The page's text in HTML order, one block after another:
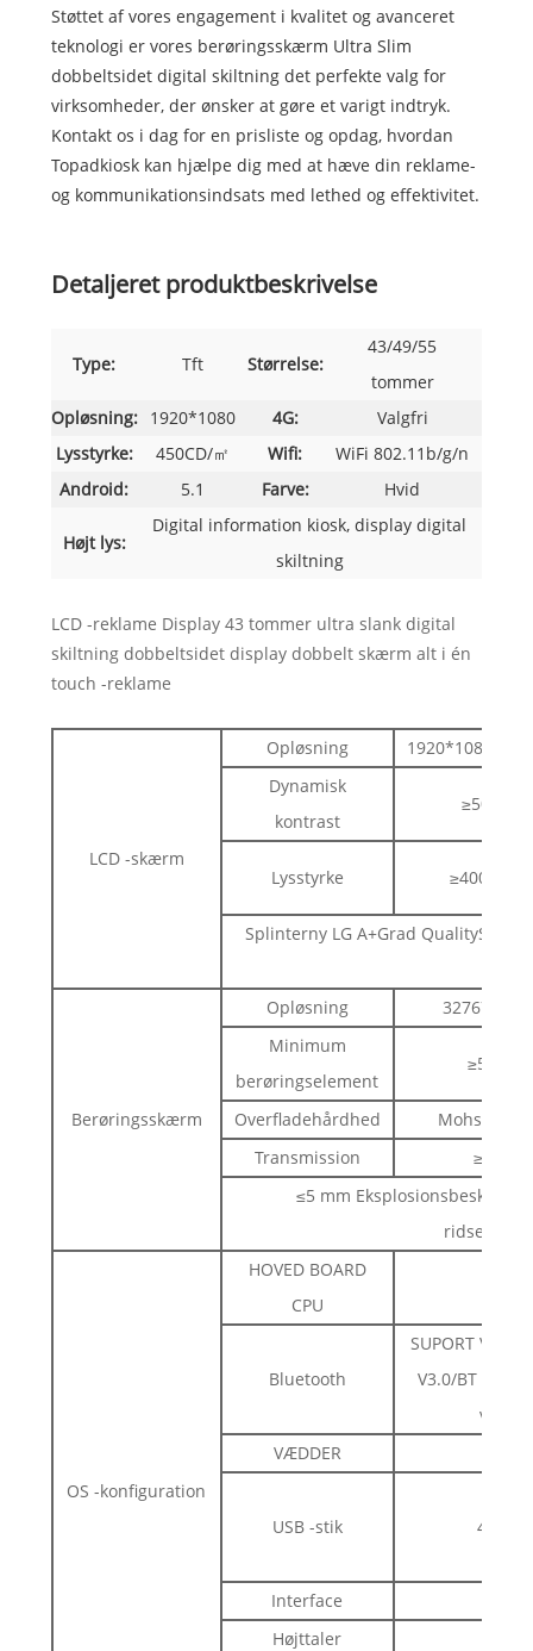
Støttet af vores engagement i kvalitet og avanceret
teknologi er vores berøringsskærm Ultra Slim
dobbeltsidet digital skiltning det perfekte valg for
virksomheder, der ønsker at gøre et varigt indtryk.
Kontakt os i dag for en prisliste og opdag, hvordan
Topadkiosk kan hjælpe dig med at hæve din reklame-
og kommunikationsindsats med lethed og effektivitet.
Detaljeret produktbeskrivelse
Type: Tft Størrelse:
43/49/55
tommer
Opløsning:
1920*1080 4G:
Valgfri
Lysstyrke:
450CD/㎡ Wifi:
WiFi 802.11b/g/n
Android:
5.1 Farve: Hvid
Højt lys:
Digital information kiosk, display digital
skiltning
LCD -reklame Display 43 tommer ultra slank digital
skiltning dobbeltsidet display dobbelt skærm alt i én
touch -reklame
LCD -skærm
Opløsning
1920*1080/
Dynamisk
kontrast
≥5000: 1
Lysstyrke ≥400CD/
Splinterny LG A+Grad
Berøringsskærm
Opløsning
Minimum
berøringselement
≥5 mm
Overfladehårdhed
Mohs
Transmission
≥98%
≤5 mm
OS -konfiguration
HOVED BOARD
CPU
Bluetooth
SUPORT
V3.0/BT
v4.0
VÆDDER
USB -stik 4 stk
Interface
Højttaler